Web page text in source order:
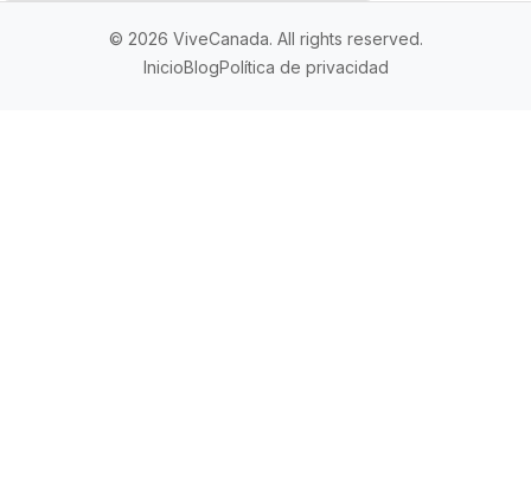
© 2026 ViveCanada. All rights reserved.
InicioBlogPolítica de privacidad